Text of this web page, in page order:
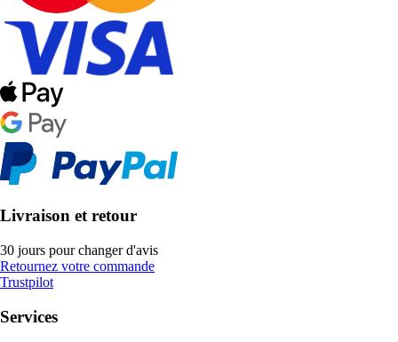
Livraison et retour
30 jours pour changer d'avis
Retournez votre commande
Trustpilot
Services